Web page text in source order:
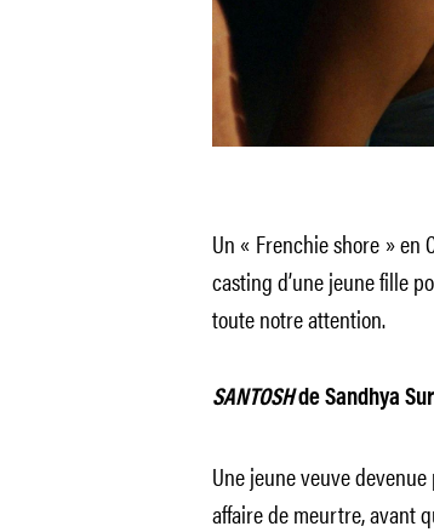
Un « Frenchie shore » en
casting d’une jeune fille
toute notre attention.
SANTOSHde Sandhya
Une jeune veuve
affaire de meurtre, avant